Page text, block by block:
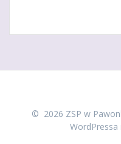
© 2026 ZSP w
WordPressa i